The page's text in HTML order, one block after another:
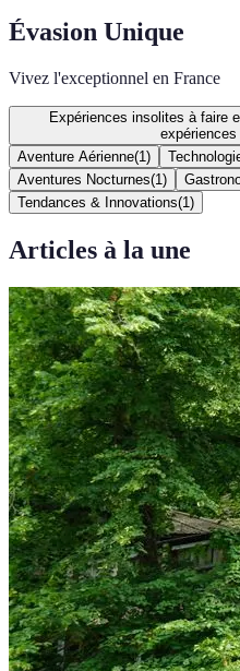
Évasion Unique
Vivez l'exceptionnel en France
Expériences insolites à faire
expériences
Aventure Aérienne(1 )
Aventures Nocturnes(1 )
Tendances & Innovations(1 )
Articles à la une